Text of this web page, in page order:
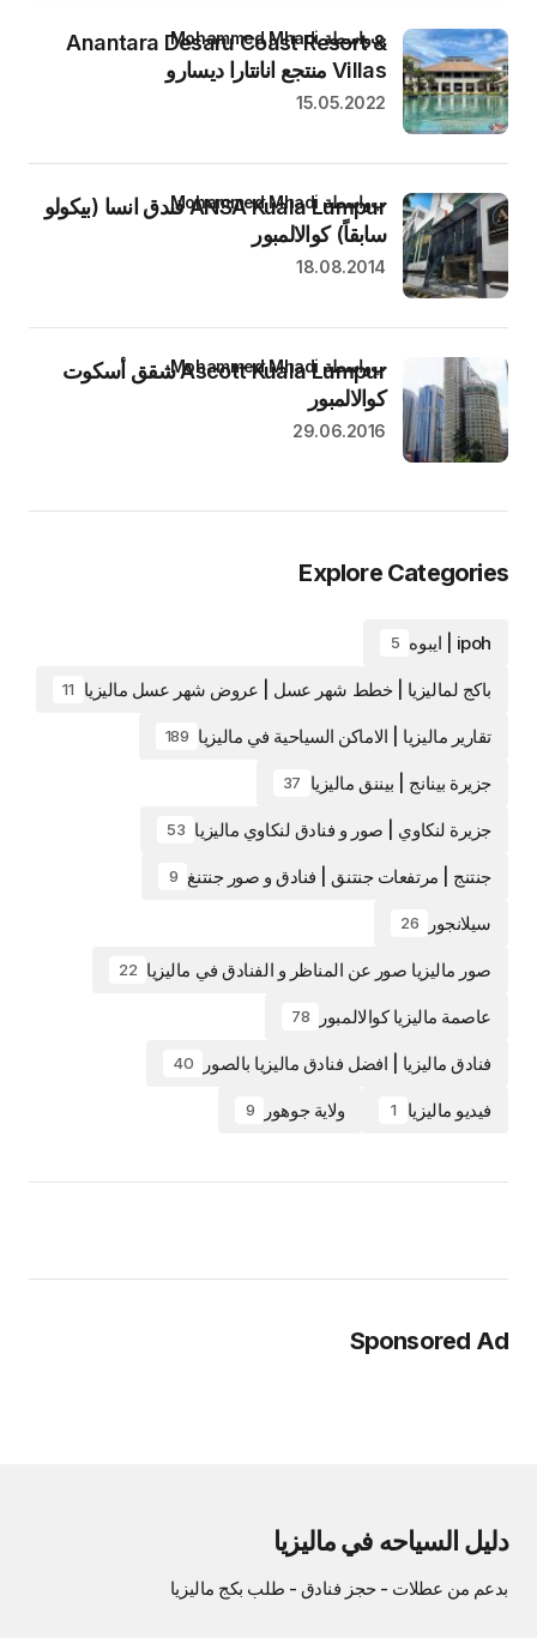
Anantara Desaru Coast Resort &
Villas منتجع انانتارا ديسارو
بواسطة Mohammed Mhadi
15.05.2022
ANSA Kuala Lumpur فندق انسا (بيكولو
سابقاً) كوالالمبور
بواسطة Mohammed Mhadi
18.08.2014
Ascott Kuala Lumpur شقق أسكوت
كوالالمبور
بواسطة Mohammed Mhadi
29.06.2016
Explore Categories
ipoh | ايبوه 5
باكج لماليزيا | خطط شهر عسل | عروض شهر عسل ماليزيا 11
تقارير ماليزيا | الاماكن السياحية في ماليزيا 189
جزيرة بينانج | بيننق ماليزيا 37
جزيرة لنكاوي | صور و فنادق لنكاوي ماليزيا 53
جنتنج | مرتفعات جنتنق | فنادق و صور جنتنغ 9
سيلانجور 26
صور ماليزيا صور عن المناظر و الفنادق في ماليزيا 22
عاصمة ماليزيا كوالالمبور 78
فنادق ماليزيا | افضل فنادق ماليزيا بالصور 40
فيديو ماليزيا 1 ولاية جوهور 9
Sponsored Ad
دليل السياحه في ماليزيا
بدعم من عطلات -حجز فنادق - طلب بكج ماليزيا